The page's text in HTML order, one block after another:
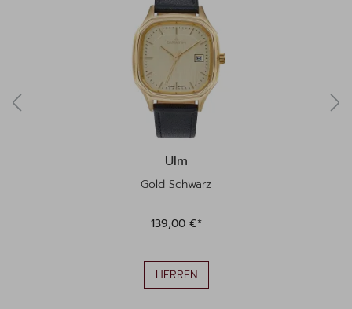
Ulm
Gold Schwarz
139,00 €*
HERREN